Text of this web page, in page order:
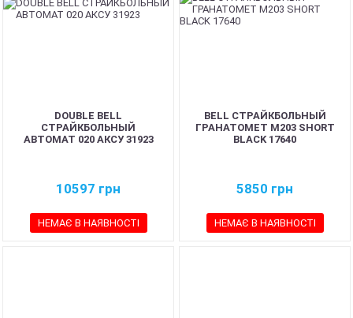
DOUBLE BELL
СТРАЙКБОЛЬНЫЙ
АВТОМАТ 020 АКСУ 31923
10597 грн
НЕМАЄ В НАЯВНОСТІ
BELL СТРАЙКБОЛЬНЫЙ
ГРАНАТОМЕТ M203 SHORT
BLACK 17640
5850 грн
НЕМАЄ В НАЯВНОСТІ